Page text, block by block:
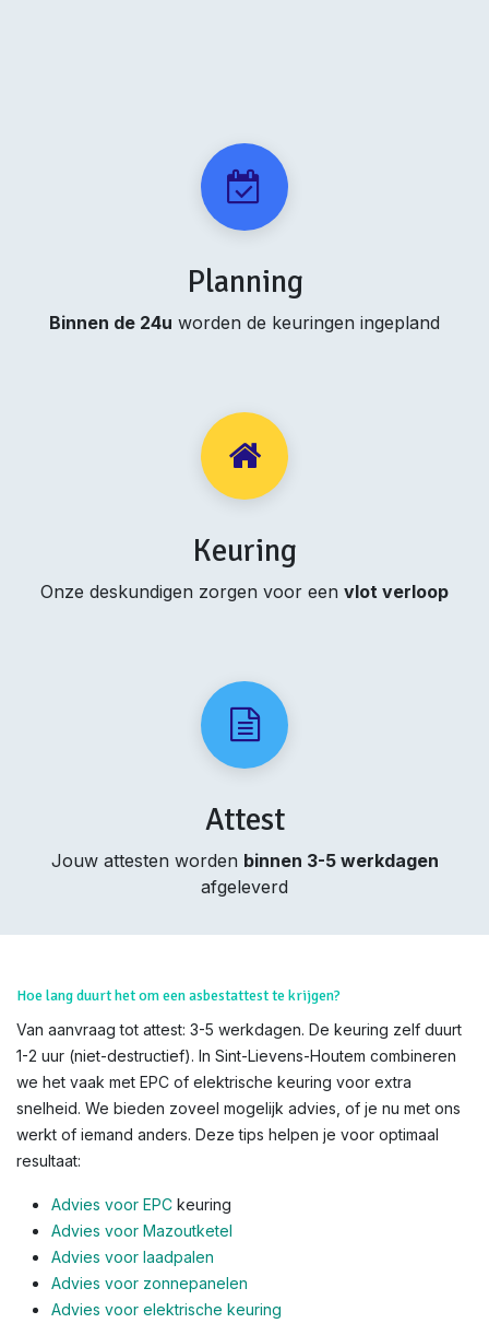
Planning
Binnen de 24u worden de keuringen ingepland
Keuring
Onze deskundigen zorgen voor een vlot verloop
Attest
Jouw attesten worden binnen 3-5 werkdagen
afgeleverd
Hoe lang duurt het om een asbestattest te krijgen?
Van aanvraag tot attest: 3-5 werkdagen. De keuring zelf duurt
1-2 uur (niet-destructief). In Sint-Lievens-Houtem combineren
we het vaak met EPC of elektrische keuring voor extra
snelheid. We bieden zoveel mogelijk advies, of je nu met ons
werkt of iemand anders. Deze tips helpen je voor optimaal
resultaat:
Advies voor EPC keuring
Advies voor Mazoutketel
Advies voor laadpalen
Advies voor zonnepanelen
Advies voor elektrische keuring